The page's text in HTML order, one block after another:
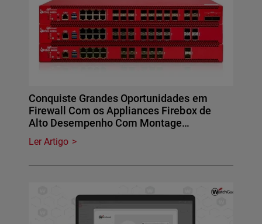
Conquiste Grandes Oportunidades em
Firewall Com os Appliances Firebox de
Alto Desempenho Com Montage…
Ler Artigo